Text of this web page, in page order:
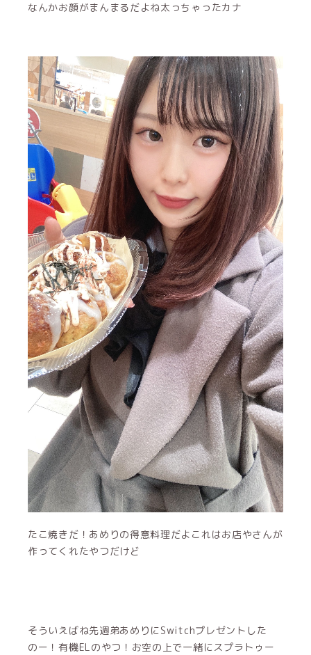
なんかお顔がまんまるだよね太っちゃったカナ
たこ焼きだ！あめりの得意料理だよこれはお店やさんが
作ってくれたやつだけど
そういえばね先週弟あめりにSwitchプレゼントした
のー！有機ELのやつ！お空の上で一緒にスプラトゥー